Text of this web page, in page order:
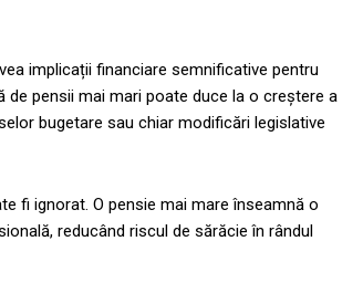
implicații financiare semnificative pentru
de pensii mai mari poate duce la o creștere a
bugetare sau chiar modificări legislative
fi ignorat. O pensie mai mare înseamnă o
reducând riscul de sărăcie în rândul